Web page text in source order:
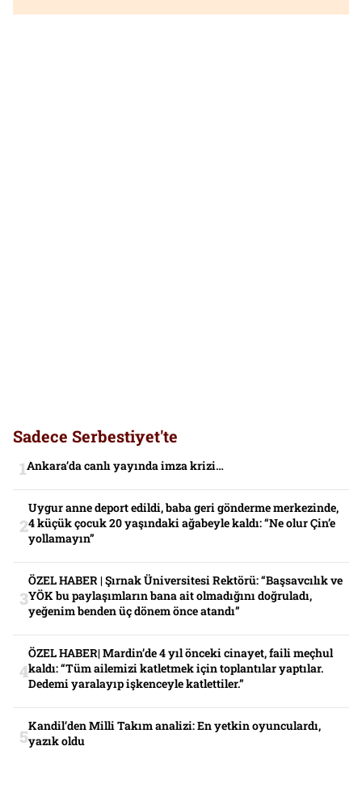
Sadece Serbestiyet'te
Ankara’da canlı yayında imza krizi…
Uygur anne deport edildi, baba geri gönderme merkezinde,
4 küçük çocuk 20 yaşındaki ağabeyle kaldı: “Ne olur Çin’e
yollamayın”
ÖZEL HABER | Şırnak Üniversitesi Rektörü: “Başsavcılık ve
YÖK bu paylaşımların bana ait olmadığını doğruladı,
yeğenim benden üç dönem önce atandı”
ÖZEL HABER| Mardin’de 4 yıl önceki cinayet, faili meçhul
kaldı: “Tüm ailemizi katletmek için toplantılar yaptılar.
Dedemi yaralayıp işkenceyle katlettiler.”
Kandil’den Milli Takım analizi: En yetkin oyunculardı,
yazık oldu